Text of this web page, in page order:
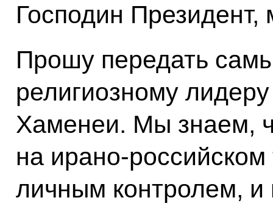
Господин
Прошу передать
религиозному
Хаменеи. Мы знаем,
на ирано-российском
личным контролем, и